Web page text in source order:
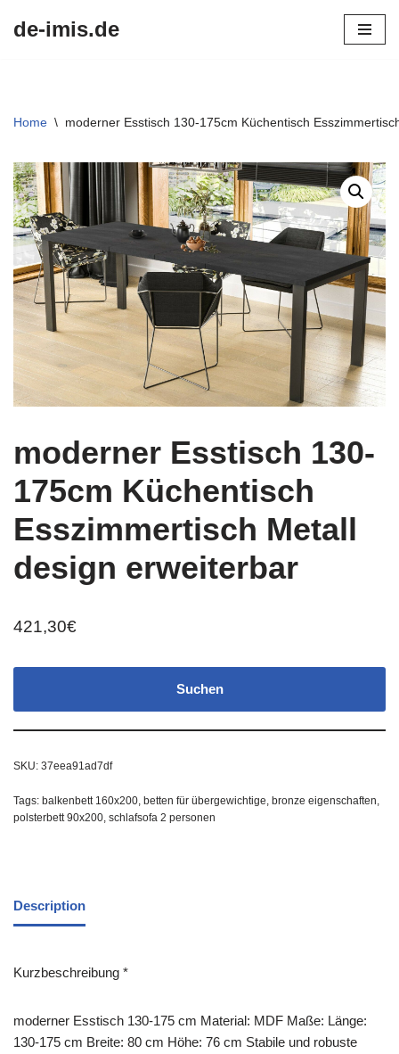
de-imis.de
Home \ moderner Esstisch 130-175cm Küchentisch
moderner Esstisch 130-
175cm Küchentisch
Esszimmertisch Metall
design erweiterbar
421,30€
Suchen
SKU: 37eea91ad7df
Tags: balkenbett 160x200, betten für übergewichtige, bronze eigenschaften,
polsterbett 90x200, schlafsofa 2 personen
Description
Kurzbeschreibung *
moderner Esstisch 130-175 cm Material: MDF Maße: Länge:
130-175 cm Breite: 80 cm Höhe: 76 cm Stabile und robuste